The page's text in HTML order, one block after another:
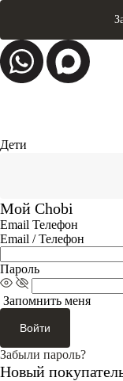
Дети
Мой Chobi
Email Телефон
Email / Телефон
Пароль
Запомнить меня
Войти
Забыли пароль?
Новый